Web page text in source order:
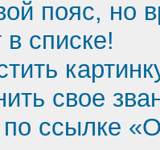
пояс, но
списке!
свое
ссылке